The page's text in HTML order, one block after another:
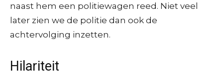
naast hem een politiewagen reed. Niet veel
later zien we de politie dan ook de
achtervolging inzetten.
Hilariteit